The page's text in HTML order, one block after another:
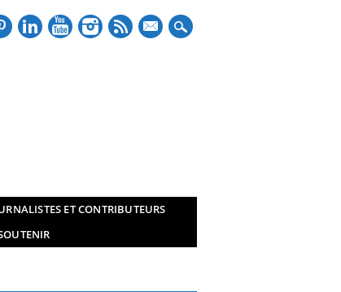
mail
ET CONTRIBUTEURS